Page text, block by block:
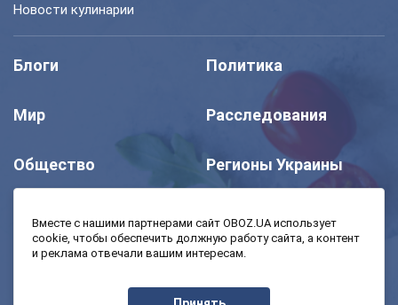
Новости кулинарии
Блоги Политика
Мир Расследования
Общество Регионы Украины
Моя школа Авто
Вместе с нашими партнерами сайт OBOZ.UA использует
cookie, чтобы обеспечить должную работу сайта, а контент
и реклама отвечали вашим интересам.